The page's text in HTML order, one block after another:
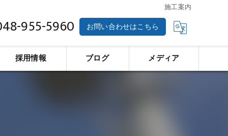
施工案内
955-5960 お問い合わせはこちら
採用情報 ブログ メディア